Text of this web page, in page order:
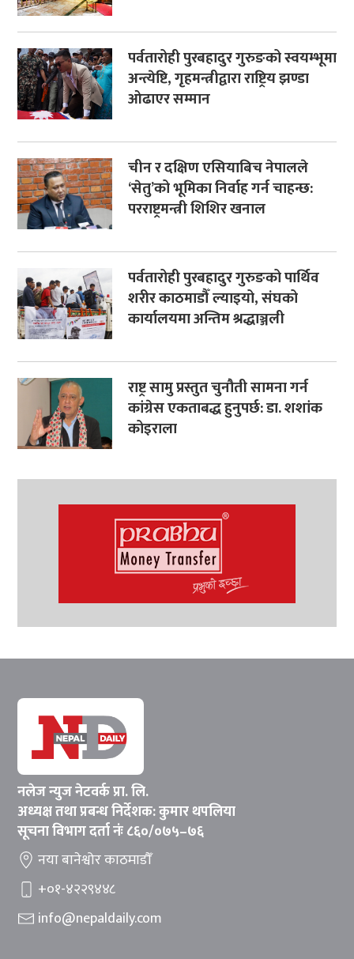
पर्वतारोही पुरबहादुर गुरुङको स्वयम्भूमा
अन्त्येष्टि, गृहमन्त्रीद्वारा राष्ट्रिय झण्डा
ओढाएर सम्मान
चीन र दक्षिण एसियाबिच नेपालले
‘सेतु’को भूमिका निर्वाह गर्न चाहन्छ:
परराष्ट्रमन्त्री शिशिर खनाल
पर्वतारोही पुरबहादुर गुरुङको पार्थिव
शरीर काठमाडौँ ल्याइयो, संघको
कार्यालयमा अन्तिम श्रद्धाञ्जली
राष्ट्र सामु प्रस्तुत चुनौती सामना गर्न
कांग्रेस एकताबद्ध हुनुपर्छ: डा. शशांक
कोइराला
नलेज न्युज नेटवर्क प्रा. लि.
अध्यक्ष तथा प्रबन्ध निर्देशक: कुमार थपलिया
सूचना विभाग दर्ता नंः ८६०/०७५–७६
नया बानेश्वोर काठमाडौँ
+०१-४२२९४४८
info@nepaldaily.com